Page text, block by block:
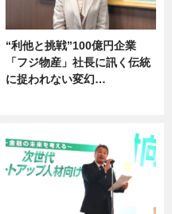
“利他と挑戦”100億円企業
「フジ物産」社長に訊く伝統
に捉われない変幻…